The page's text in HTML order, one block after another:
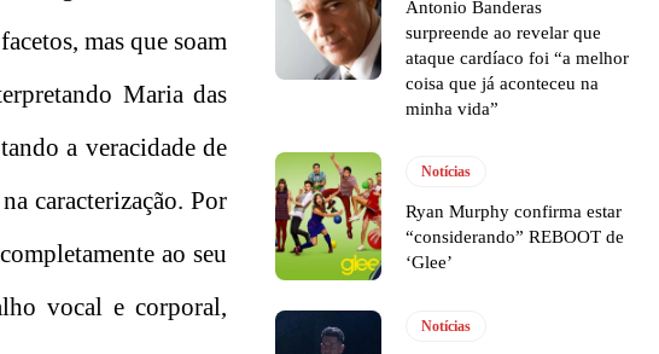
mas que soam
Maria das
a veracidade de
caracterização. Por
ao seu
vocal e corporal,
Antonio Banderas
surpreende ao revelar que
ataque cardíaco foi “a melhor
coisa que já aconteceu na
minha vida”
Notícias
Ryan Murphy confirma estar
“considerando” REBOOT de
‘Glee’
Notícias